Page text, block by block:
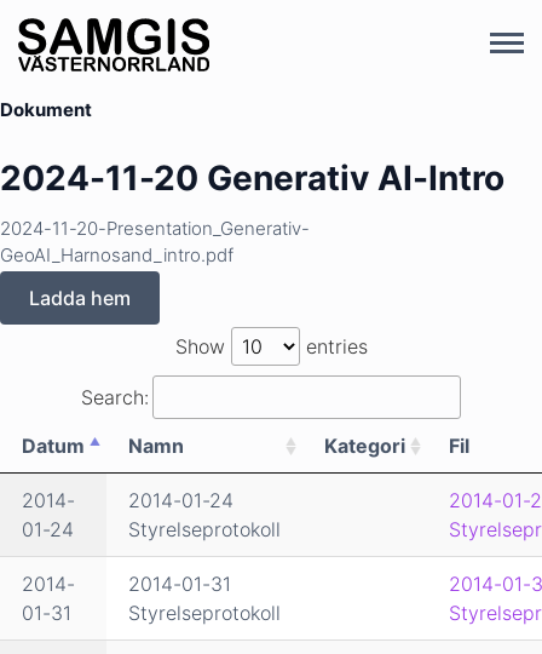
Dokument
2024-11-20 Generativ AI-Intro
2024-11-20-Presentation_Generativ-
GeoAI_Harnosand_intro.pdf
Ladda hem
Show
entries
Search:
Datum
Namn Kategori Fil
2014-
01-24
2014-01-24
Styrelseprotokoll
2014-01-
2014-
01-31
2014-01-31
Styrelseprotokoll
2014-01-